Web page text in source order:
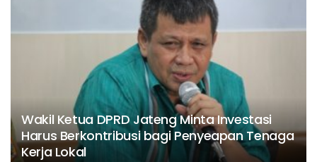
Wakil Ketua DPRD Jateng Minta Investasi
Harus Berkontribusi bagi Penyeapan Tenaga
Kerja Lokal